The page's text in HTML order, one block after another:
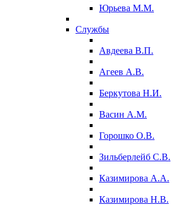
Юрьева М.М.
Службы
Авдеева В.П.
Агеев А.В.
Беркутова Н.И.
Васин А.М.
Горошко О.В.
Зильберлейб С.В.
Казимирова А.А.
Казимирова Н.В.